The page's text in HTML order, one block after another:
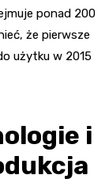
ponad 200
że pierwsze
użytku w 2015
i